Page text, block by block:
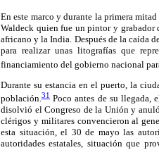
En este marco y durante la primera
Waldeck quien fue un pintor y grabador
africano y la India. Después de la caída
para realizar unas litografías que
financiamiento del gobierno nacional
Durante su estancia en el puerto, la
población.31 Poco antes de su llegada,
disolvió el Congreso de la Unión y
clérigos y militares convencieron al
esta situación, el 30 de mayo las
autoridades estatales, situación que